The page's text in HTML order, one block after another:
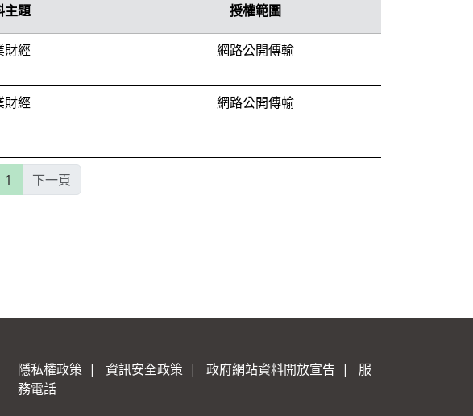
主題 授權範圍
財經 網路公開傳輸
財經 網路公開傳輸
1 下一頁
隱私權政策 | 資訊安全政策 | 政府網站資料開放宣告 |
服
務電話